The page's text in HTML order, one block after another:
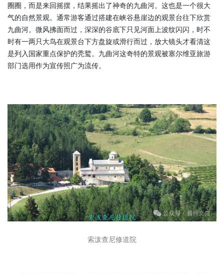
圈圈，而是来回摇摆，结果摇出了神奇的九曲河。这也是一个很大
气的自然景观。通常游客通过搭建在峡谷悬崖边的观景台往下欣赏
九曲河。微风拂面而过，深深的谷底下只见河面上波纹闪闪，时不
时有一两只大鸟在观景台下方盘旋或滑行而过，放大镜头才看清这
是列入国家重点保护的秃鹫。九曲河这奇特的景观被塞尔维亚旅游
部门选用作为宣传照广为流传。
索泼查尼修道院